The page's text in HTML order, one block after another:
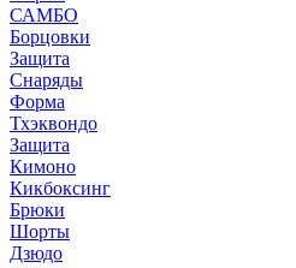
САМБО
Борцовки
Защита
Снаряды
Форма
Тхэквондо
Защита
Кимоно
Кикбоксинг
Брюки
Шорты
Дзюдо